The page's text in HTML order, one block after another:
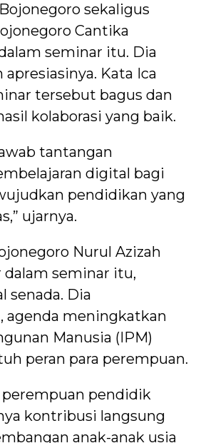
sekaligus
Cantika
seminar itu. Dia
Kata Ica
tersebut bagus dan
kolaborasi yang baik.
tantangan
digital bagi
pendidikan yang
ujarnya.
Nurul Azizah
dalam seminar itu,
senada. Dia
agenda meningkatkan
Manusia (IPM)
peran para perempuan.
perempuan pendidik
kontribusi langsung
anak-anak usia